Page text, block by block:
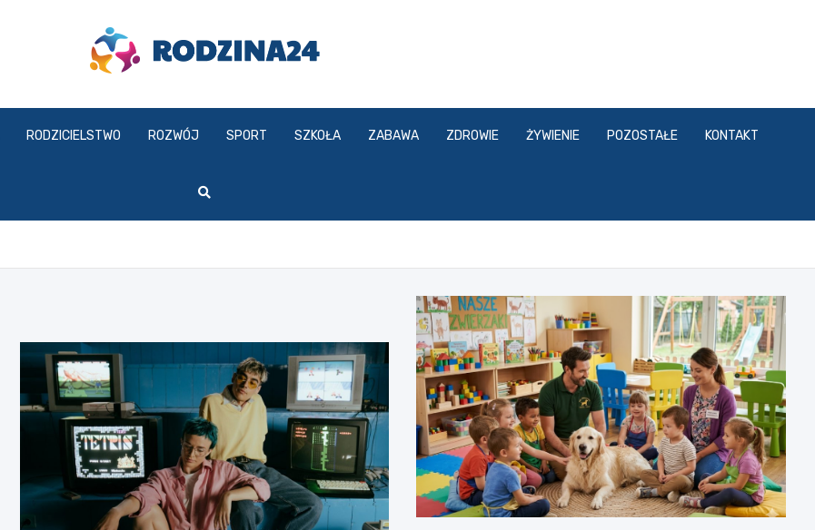
rodzina24.pl
RODZICIELSTWO ROZWÓJ SPORT SZKOŁA ZABAWA ZDROWIE ŻYWIENIE POZOSTAŁE KONTAKT